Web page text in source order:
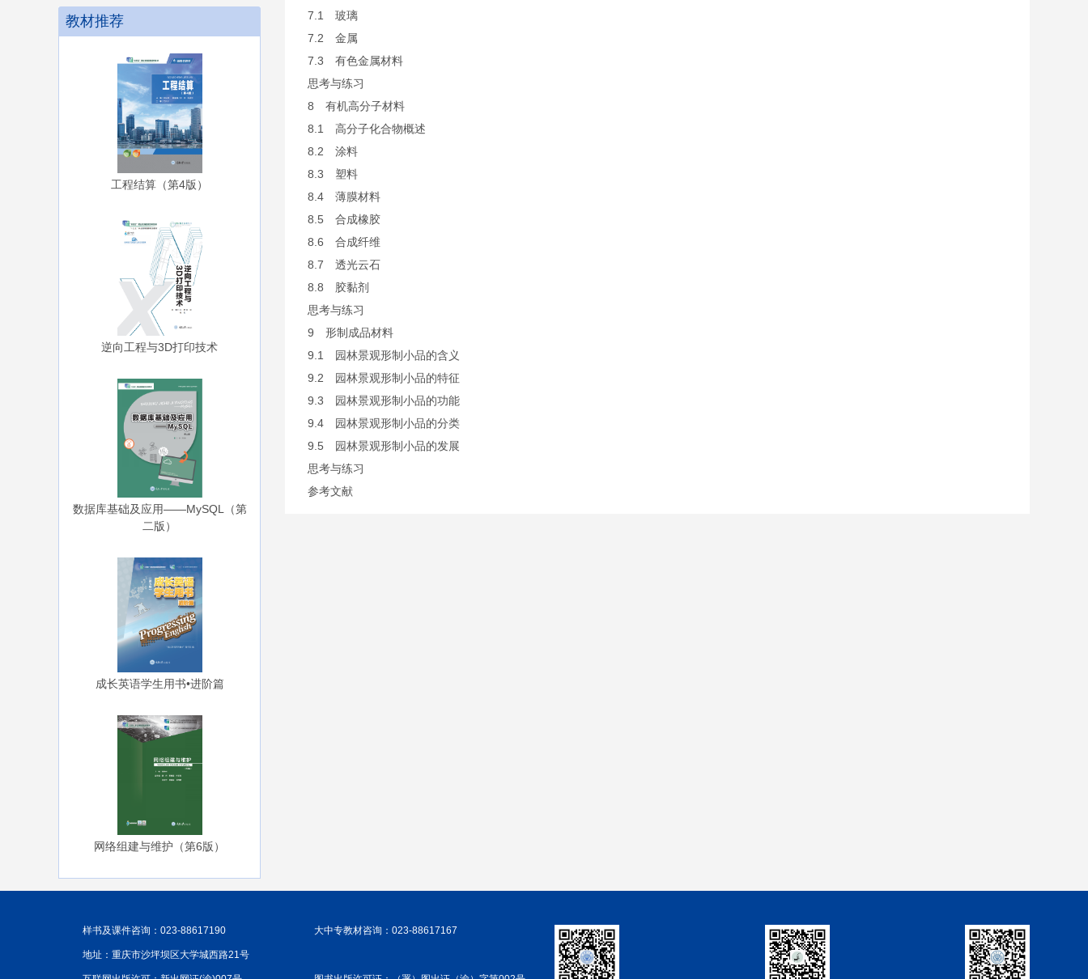
教材推荐
工程结算（第4版）
逆向工程与3D打印技术
数据库基础及应用——MySQL（第
二版）
成长英语学生用书•进阶篇
网络组建与维护（第6版）
7.1 玻璃
7.2 金属
7.3 有色金属材料
思考与练习
8 有机高分子材料
8.1 高分子化合物概述
8.2 涂料
8.3 塑料
8.4 薄膜材料
8.5 合成橡胶
8.6 合成纤维
8.7 透光云石
8.8 胶黏剂
思考与练习
9 形制成品材料
9.1 园林景观形制小品的含义
9.2 园林景观形制小品的特征
9.3 园林景观形制小品的功能
9.4 园林景观形制小品的分类
9.5 园林景观形制小品的发展
思考与练习
参考文献
样书及课件咨询：023-88617190 大中专教材咨询：023-88617167
地址：重庆市沙坪坝区大学城西路21号